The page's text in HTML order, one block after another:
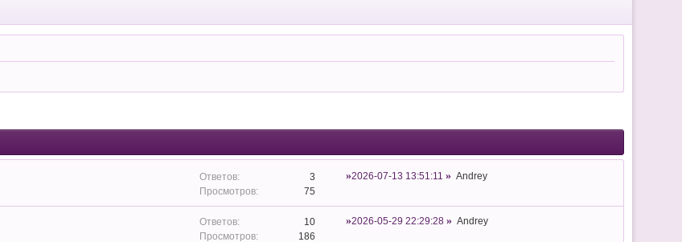
3
75
2026-07-13 13:51:11 Andrey
10
186
2026-05-29 22:29:28 Andrey